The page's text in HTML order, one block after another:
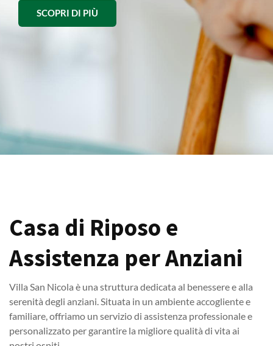
SCOPRI DI PIÙ
Casa di Riposo e
Assistenza per Anziani
Villa San Nicola è una struttura dedicata al benessere e alla
serenità degli anziani. Situata in un ambiente accogliente e
familiare, offriamo un servizio di assistenza professionale e
personalizzato per garantire la migliore qualità di vita ai